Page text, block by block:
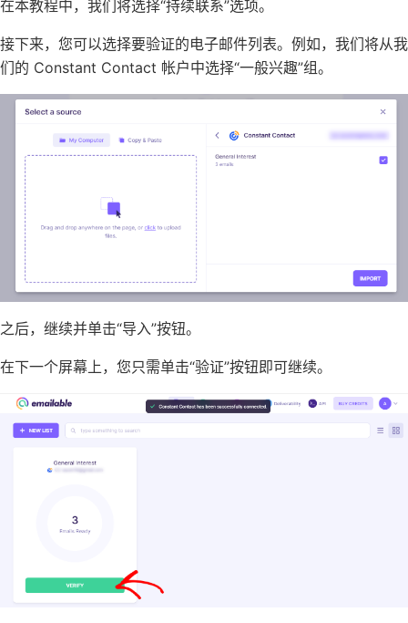
在本教程中，我们将选择“持续联系”选项。
接下来，您可以选择要验证的电子邮件列表。例如，我们将从我
们的 Constant Contact 帐户中选择“一般兴趣”组。
之后，继续并单击“导入”按钮。
在下一个屏幕上，您只需单击“验证”按钮即可继续。